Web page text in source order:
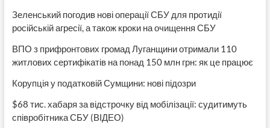
Зеленський погодив нові операції СБУ для протидії
російській агресії, а також кроки на очищення СБУ
ВПО з прифронтових громад Луганщини отримали 110
житлових сертифікатів на понад 150 млн грн: як це працює
Корупція у податковій Сумщини: нові підозри
$68 тис. хабаря за відстрочку від мобілізації: судитимуть
співробітника СБУ (ВІДЕО)